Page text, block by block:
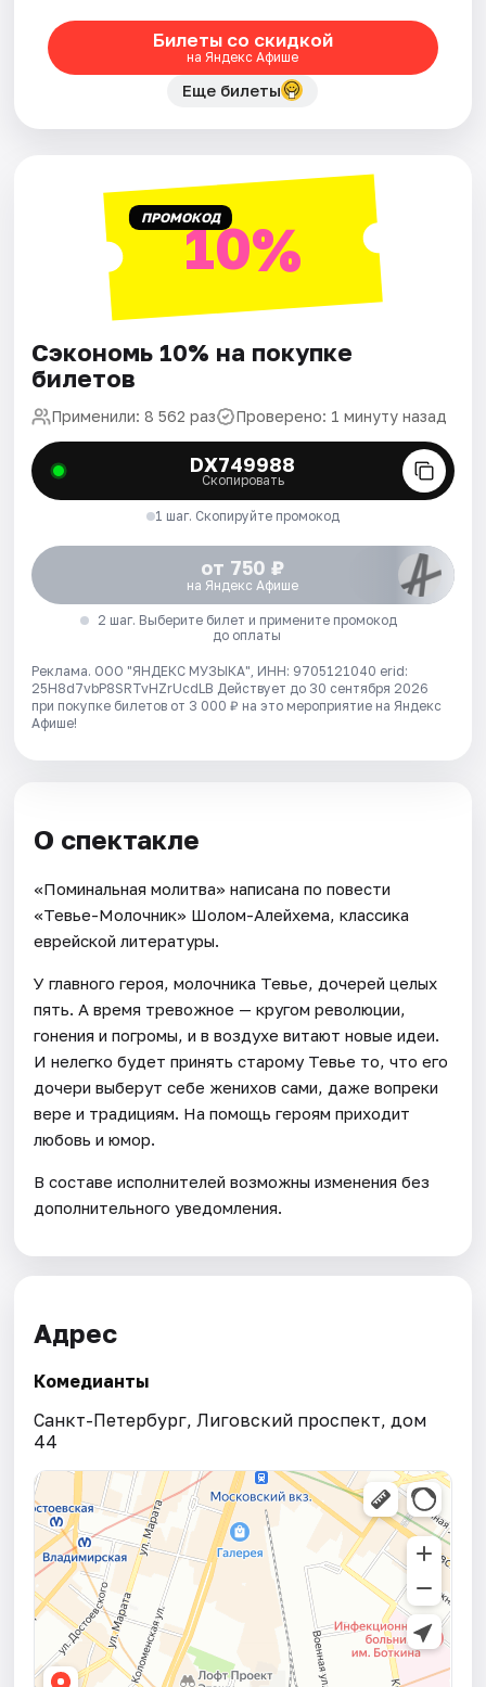
Билеты со скидкой
на Яндекс Афише
Еще билеты
ПРОМОКОД10%
Сэкономь 10% на покупке
билетов
Применили: 8 562 раз Проверено: 1 минуту назад
DX749988
Скопировать
1 шаг. Скопируйте промокод
от 750 ₽
на Яндекс Афише
2 шаг. Выберите билет и примените промокод
до оплаты
Реклама. ООО "ЯНДЕКС МУЗЫКА", ИНН: 9705121040 erid:
25H8d7vbP8SRTvHZrUcdLB Действует до 30 сентября 2026
при покупке билетов от 3 000 ₽ на это мероприятие на Яндекс
Афише!
О спектакле
«Поминальная молитва» написана по повести
«Тевье-Молочник» Шолом-Алейхема, классика
еврейской литературы.
У главного героя, молочника Тевье, дочерей целых
пять. А время тревожное — кругом революции,
гонения и погромы, и в воздухе витают новые идеи.
И нелегко будет принять старому Тевье то, что его
дочери выберут себе женихов сами, даже вопреки
вере и традициям. На помощь героям приходит
любовь и юмор.
В составе исполнителей возможны изменения без
дополнительного уведомления.
Адрес
Комедианты
Санкт-Петербург, Лиговский проспект, дом
44